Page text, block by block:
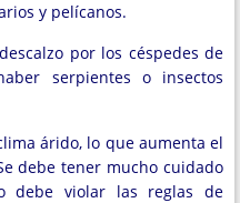
y pelícanos.
por los céspedes de
serpientes o insectos
árido, lo que aumenta el
debe tener mucho cuidado
debe violar las reglas de